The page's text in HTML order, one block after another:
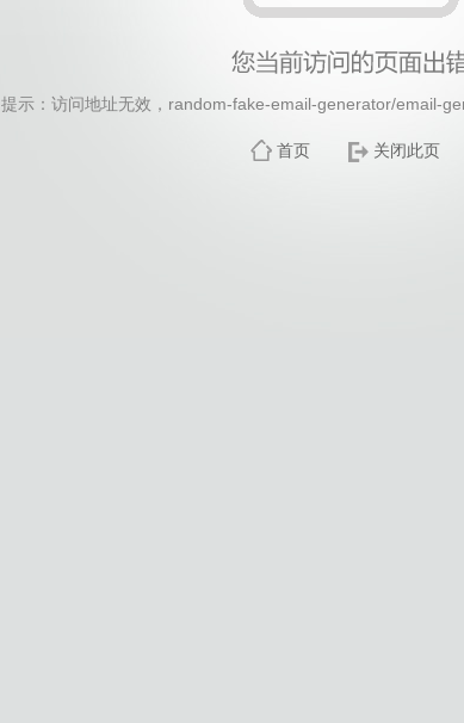
提示：访问地址无效，random-fake-email-generator/email-
首页 关闭此页